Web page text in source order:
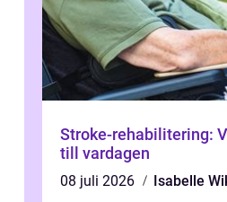
Stroke-rehabilitering:
till vardagen
08 juli 2026
Isabelle